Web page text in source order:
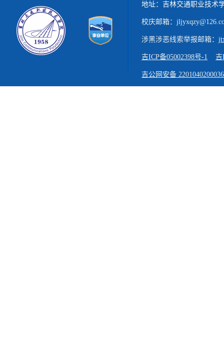
地址：吉林交通职业技术
校庆邮箱：
涉黑涉恶线索举报邮箱：
吉ICP备05002398号-1 吉
吉公网安备